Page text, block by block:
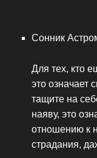
Сонник
Для тех, кто
это означает
тащите на
наяву, это
отношению к
страдания,